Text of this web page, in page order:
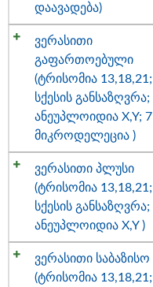
დაავადება)
ვერასითი
გაფართოებული
(ტრისომია 13,18,21;
სქესის განსაზღვრა;
ანეუპლოიდია X,Y; 7
მიკროდელეცია )
ვერასითი პლუსი
(ტრისომია 13,18,21;
სქესის განსაზღვრა;
ანეუპლოიდია X,Y )
ვერასითი საბაზისო
(ტრისომია 13,18,21;